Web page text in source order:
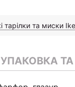
тарілки та миски
УПАКОВКА